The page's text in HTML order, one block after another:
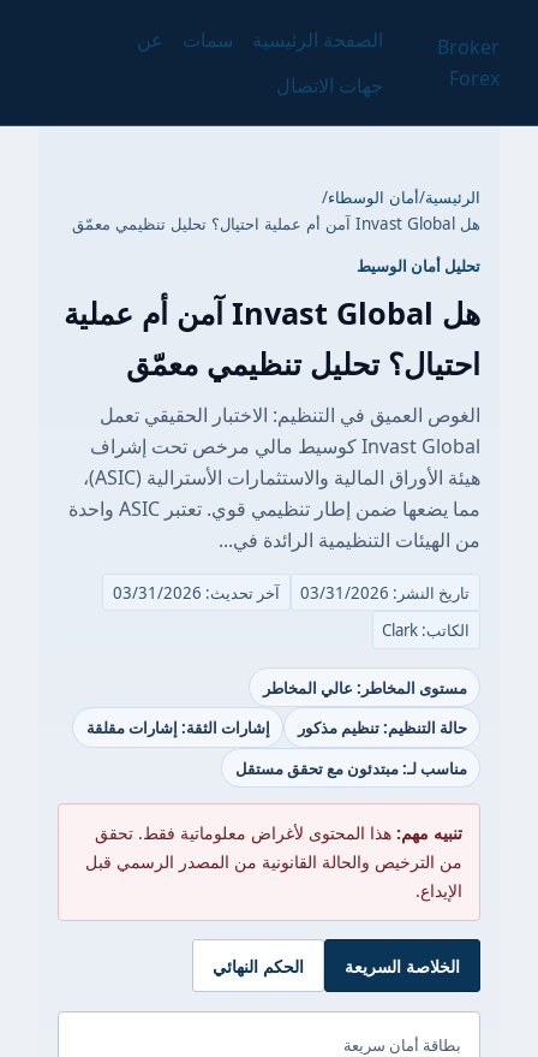
Broker
Forex
الصفحة الرئيسية سمات
عن
جهات الاتصال
الرئيسية/أمان الوسطاء/
هل Invast Global آمن أم عملية احتيال؟ تحليل تنظيمي معمّق
تحليل أمان الوسيط
هل Invast Global آمن أم عملية
احتيال؟ تحليل تنظيمي معمّق
الغوص العميق في التنظيم: الاختبار الحقيقي تعمل
Invast Global كوسيط مالي مرخص تحت إشراف
هيئة الأوراق المالية والاستثمارات الأسترالية (ASIC)،
مما يضعها ضمن إطار تنظيمي قوي. تعتبر ASIC واحدة
من الهيئات التنظيمية الرائدة في...
تاريخ النشر: 03/31/2026
آخر تحديث: 03/31/2026
الكاتب: Clark
مستوى المخاطر: عالي المخاطر
حالة التنظيم: تنظيم مذكور
إشارات الثقة: إشارات مقلقة
مناسب لـ: مبتدئون مع تحقق مستقل
تنبيه مهم: هذا المحتوى لأغراض معلوماتية فقط. تحقق
من الترخيص والحالة القانونية من المصدر الرسمي قبل
الإيداع.
الخلاصة السريعة الحكم النهائي
بطاقة أمان سريعة